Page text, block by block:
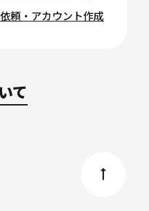
頼・アカウント作成
て